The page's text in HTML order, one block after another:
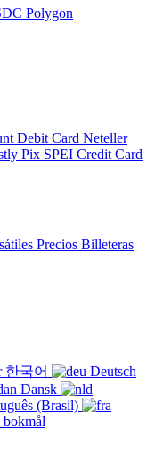
Polygon
Debit Card Neteller
Pix SPEI Credit Card
Precios Billeteras
한국어
Deutsch
Dansk
(Brasil)